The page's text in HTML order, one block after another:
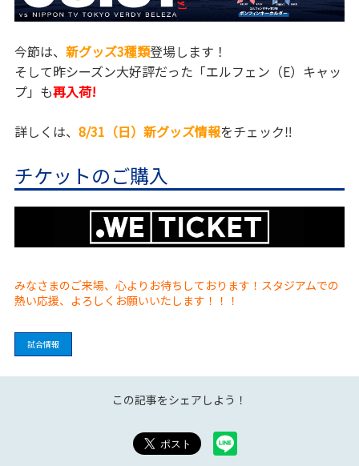
今節は、 新グッズ3種類登場します！
そして昨シーズン大好評だった「エルフェン（E）キャッ
プ」も再入荷!
詳しくは、 8/31（日）新グッズ情報をチェック‼
チケットのご購入
みなさまのご来場、心よりお待ちしております！スタジアムでの
熱い応援、よろしくお願いいたします！！！
試合情報
この記事をシェアしよう！